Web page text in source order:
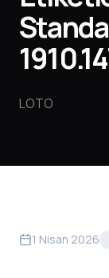
LOTO
1 Nisan 2026